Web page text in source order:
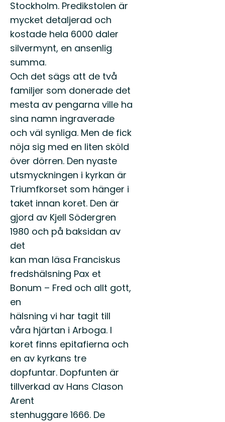
Stockholm. Predikstolen är
mycket detaljerad och
kostade hela 6000 daler
silvermynt, en ansenlig
summa.
Och det sägs att de två
familjer som donerade det
mesta av pengarna ville ha
sina namn ingraverade
och väl synliga. Men de fick
nöja sig med en liten sköld
över dörren. Den nyaste
utsmyckningen i kyrkan är
Triumfkorset som hänger i
taket innan koret. Den är
gjord av Kjell Södergren
1980 och på baksidan av
det
kan man läsa Franciskus
fredshälsning Pax et
Bonum – Fred och allt gott,
en
hälsning vi har tagit till
våra hjärtan i Arboga. I
koret finns epitafierna och
en av kyrkans tre
dopfuntar. Dopfunten är
tillverkad av Hans Clason
Arent
stenhuggare 1666. De